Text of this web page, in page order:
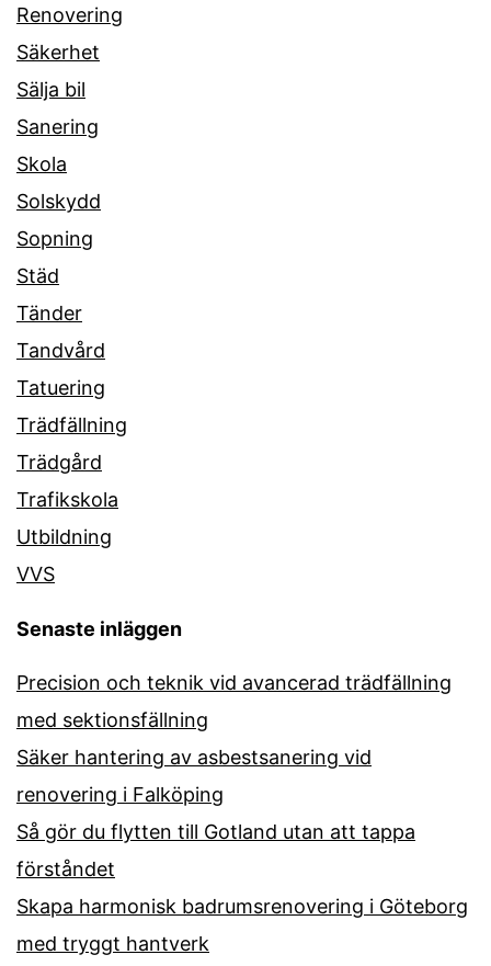
Renovering
Säkerhet
Sälja bil
Sanering
Skola
Solskydd
Sopning
Städ
Tänder
Tandvård
Tatuering
Trädfällning
Trädgård
Trafikskola
Utbildning
VVS
Senaste inläggen
Precision och teknik vid avancerad trädfällning
med sektionsfällning
Säker hantering av asbestsanering vid
renovering i Falköping
Så gör du flytten till Gotland utan att tappa
förståndet
Skapa harmonisk badrumsrenovering i Göteborg
med tryggt hantverk